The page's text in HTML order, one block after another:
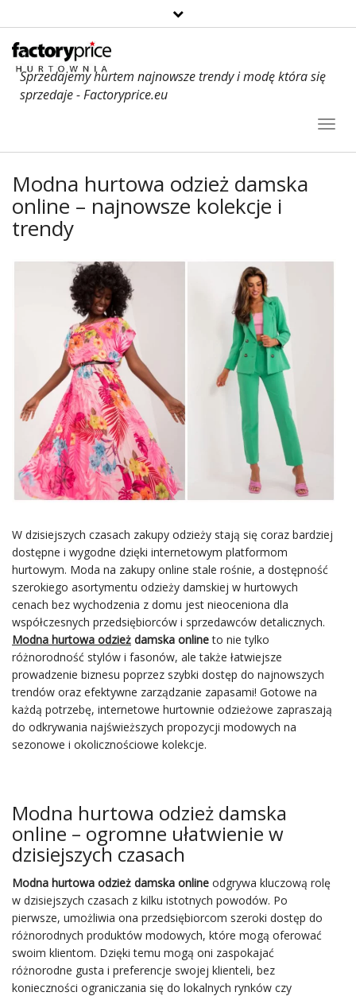
Sprzedajemy hurtem najnowsze trendy i modę która się
sprzedaje - Factoryprice.eu
Modna hurtowa odzież damska
online – najnowsze kolekcje i
trendy
W dzisiejszych czasach zakupy odzieży stają się coraz bardziej
dostępne i wygodne dzięki internetowym platformom
hurtowym. Moda na zakupy online stale rośnie, a dostępność
szerokiego asortymentu odzieży damskiej w hurtowych
cenach bez wychodzenia z domu jest nieoceniona dla
współczesnych przedsiębiorców i sprzedawców detalicznych.
Modna hurtowa odzież damska onlineto nie tylko
różnorodność stylów i fasonów, ale także łatwiejsze
prowadzenie biznesu poprzez szybki dostęp do najnowszych
trendów oraz efektywne zarządzanie zapasami! Gotowe na
każdą potrzebę, internetowe hurtownie odzieżowe zapraszają
do odkrywania najświeższych propozycji modowych na
sezonowe i okolicznościowe kolekcje.
Modna hurtowa odzież damska
online – ogromne ułatwienie w
dzisiejszych czasach
Modna hurtowa odzież damska online odgrywa kluczową rolę
w dzisiejszych czasach z kilku istotnych powodów. Po
pierwsze, umożliwia ona przedsiębiorcom szeroki dostęp do
różnorodnych produktów modowych, które mogą oferować
swoim klientom. Dzięki temu mogą oni zaspokajać
różnorodne gusta i preferencje swojej klienteli, bez
konieczności ograniczania się do lokalnych rynków czy